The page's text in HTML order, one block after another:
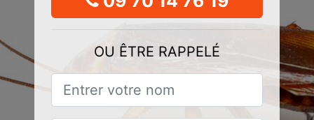
OU ÊTRE RAPPELÉ